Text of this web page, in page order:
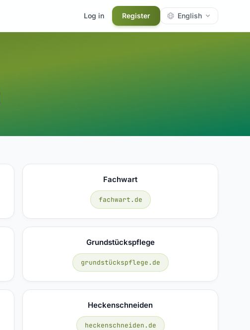
Log in Register English
Fachwart
fachwart.de
Grundstückspflege
grundstückspflege.de
Heckenschneiden
heckenschneiden.de